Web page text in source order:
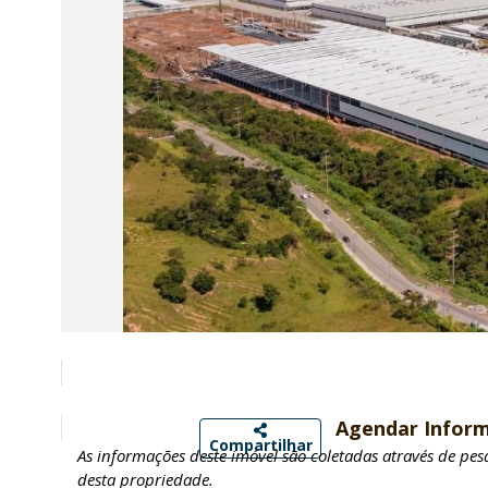
Compartilhar
Agendar
As informações deste imóvel são coletadas através de
desta propriedade.